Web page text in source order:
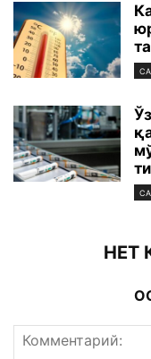
НЕТ